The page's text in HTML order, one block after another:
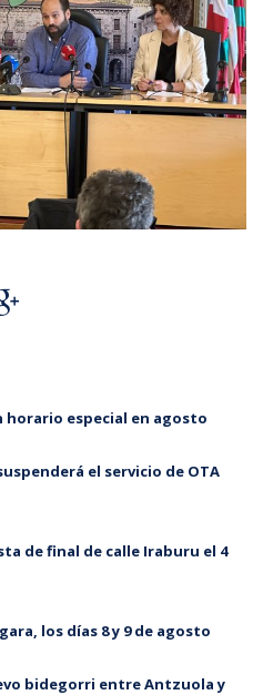
horario especial en agosto
el servicio de OTA
de final de calle Iraburu el 4
los días 8 y 9 de agosto
bidegorri entre Antzuola y